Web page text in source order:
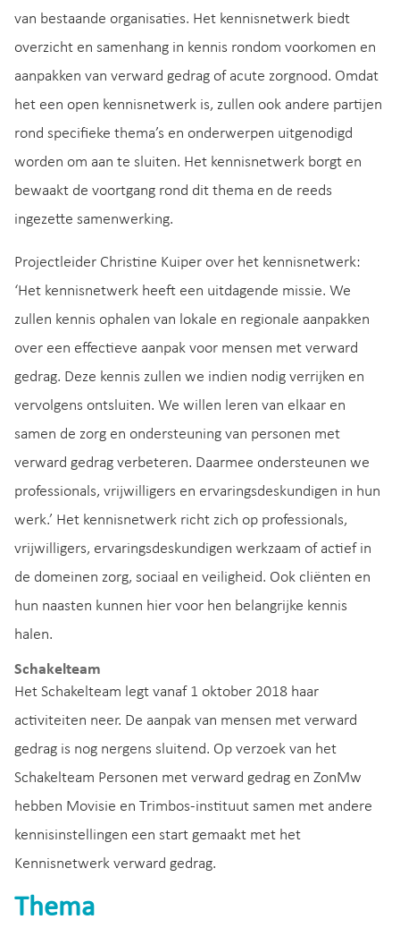
van bestaande organisaties. Het kennisnetwerk biedt
overzicht en samenhang in kennis rondom voorkomen en
aanpakken van verward gedrag of acute zorgnood. Omdat
het een open kennisnetwerk is, zullen ook andere partijen
rond specifieke thema’s en onderwerpen uitgenodigd
worden om aan te sluiten. Het kennisnetwerk borgt en
bewaakt de voortgang rond dit thema en de reeds
ingezette samenwerking.
Projectleider Christine Kuiper over het kennisnetwerk:
‘Het kennisnetwerk heeft een uitdagende missie. We
zullen kennis ophalen van lokale en regionale aanpakken
over een effectieve aanpak voor mensen met verward
gedrag. Deze kennis zullen we indien nodig verrijken en
vervolgens ontsluiten. We willen leren van elkaar en
samen de zorg en ondersteuning van personen met
verward gedrag verbeteren. Daarmee ondersteunen we
professionals, vrijwilligers en ervaringsdeskundigen in hun
werk.’ Het kennisnetwerk richt zich op professionals,
vrijwilligers, ervaringsdeskundigen werkzaam of actief in
de domeinen zorg, sociaal en veiligheid. Ook cliënten en
hun naasten kunnen hier voor hen belangrijke kennis
halen.
Schakelteam
Het Schakelteam legt vanaf 1 oktober 2018 haar
activiteiten neer. De aanpak van mensen met verward
gedrag is nog nergens sluitend. Op verzoek van het
Schakelteam Personen met verward gedrag en ZonMw
hebben Movisie en Trimbos-instituut samen met andere
kennisinstellingen een start gemaakt met het
Kennisnetwerk verward gedrag.
Thema